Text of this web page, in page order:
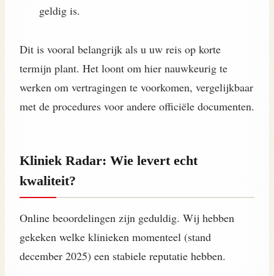
geldig is.
Dit is vooral belangrijk als u uw reis op korte
termijn plant. Het loont om hier nauwkeurig te
werken om vertragingen te voorkomen, vergelijkbaar
met de procedures voor andere officiële documenten.
Kliniek Radar: Wie levert echt
kwaliteit?
Online beoordelingen zijn geduldig. Wij hebben
gekeken welke klinieken momenteel (stand
december 2025) een stabiele reputatie hebben.